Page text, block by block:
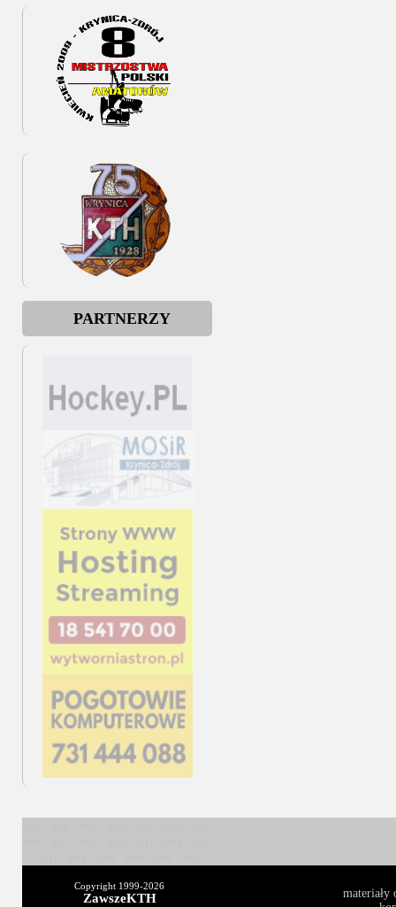
PARTNERZY
Copyright 1999-2026
ZawszeKTH
materiały